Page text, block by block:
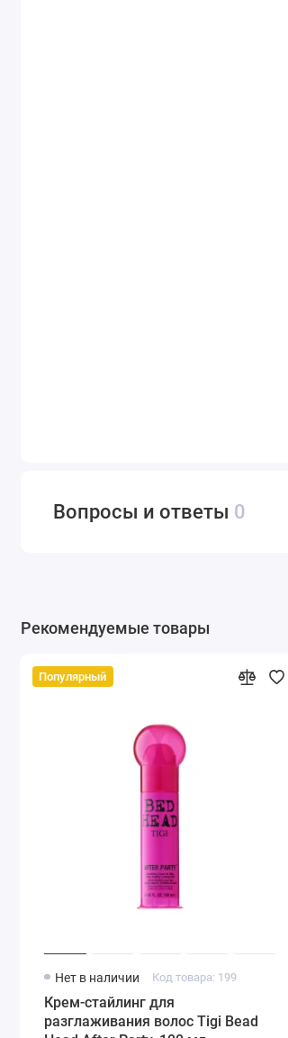
Вопросы и ответы 0
Рекомендуемые товары
Популярный
Нет в наличии Код товара: 199
Крем-стайлинг для
разглаживания волос Tigi Bead